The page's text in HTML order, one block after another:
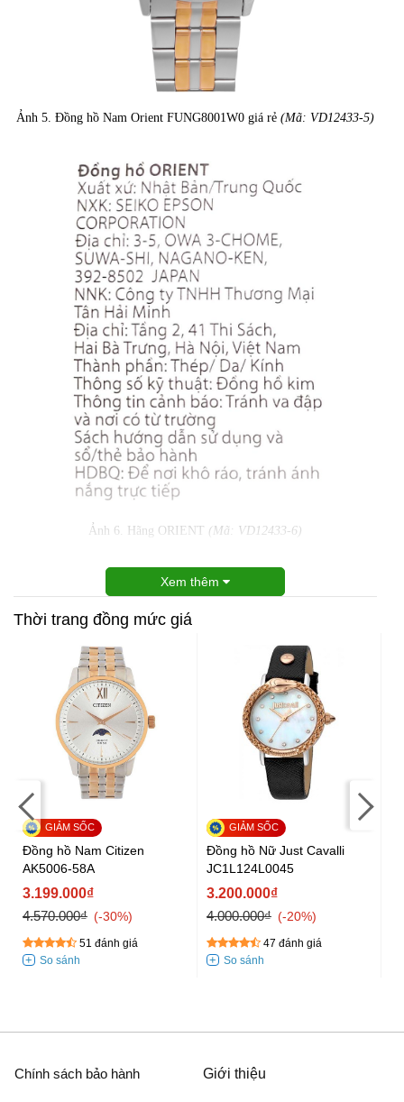
Ảnh 5. Đồng hồ Nam Orient FUNG8001W0 giá rẻ (Mã: VD12433-5)
Ảnh 6. Hãng ORIENT (Mã: VD12433-6)
Xem thêm
Thời trang đồng mức giá
Đồng hồ Nam Citizen
AK5006-58A
3.199.000₫
4.570.000₫
-30%
51 đánh giá
Đồng hồ Nữ Just Cavalli
JC1L124L0045
3.200.000₫
4.000.000₫
-20%
47 đánh giá
Chính sách bảo hành Giới thiệu